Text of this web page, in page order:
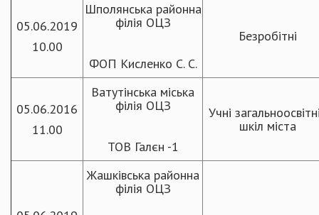
05.06.2019
10.00
Шполянська районна
філія ОЦЗ
ФОП Кисленко С. С.
Безробітні
05.06.2016
11.00
Ватутінська міська
філія ОЦЗ
ТОВ Галєн -1
Учні
шкіл міста
Жашківська районна
філія ОЦЗ